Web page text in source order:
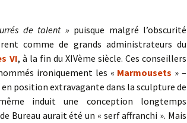
de talent » puisque malgré l’obscurité
comme de grands administrateurs du
VI, à la fin du XIVème siècle. Ces conseillers
ironiquement les « Marmousets » –
position extravagante dans la sculpture de
induit une conception longtemps
Bureau aurait été un « serf affranchi ». Mais